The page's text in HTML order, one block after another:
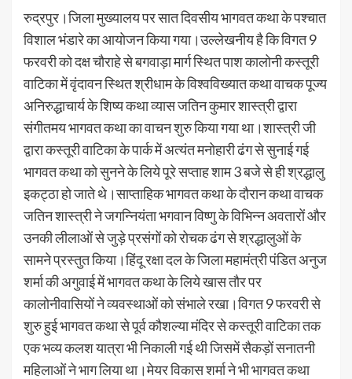
रुद्रपुर।जिला मुख्यालय पर सात दिवसीय भागवत कथा के पश्चात
विशाल भंडारे का आयोजन किया गया।उल्लेखनीय है कि विगत 9
फरवरी को दक्ष चौराहे से बगवाड़ा मार्ग स्थित पाश कालोनी कस्तूरी
वाटिका में वृंदावन स्थित श्रीधाम के विश्वविख्यात कथा वाचक पूज्य
अनिरुद्धाचार्य के शिष्य कथा व्यास जतिन कुमार शास्त्री द्वारा
संगीतमय भागवत कथा का वाचन शुरु किया गया था।शास्त्री जी
द्वारा कस्तूरी वाटिका के पार्क में अत्यंत मनोहारी ढंग से सुनाई गई
भागवत कथा को सुनने के लिये पूरे सप्ताह शाम 3 बजे से ही श्रद्धालु
इकट्ठा हो जाते थे।साप्ताहिक भागवत कथा के दौरान कथा वाचक
जतिन शास्त्री ने जगन्नियंता भगवान विष्णु के विभिन्न अवतारों और
उनकी लीलाओं से जुड़े प्रसंगों को रोचक ढंग से श्रद्धालुओं के
सामने प्रस्तुत किया।हिंदू रक्षा दल के जिला महामंत्री पंडित अनुज
शर्मा की अगुवाई में भागवत कथा के लिये खास तौर पर
कालोनीवासियों ने व्यवस्थाओं को संभाले रखा।विगत 9 फरवरी से
शुरु हुई भागवत कथा से पूर्व कौशल्या मंदिर से कस्तूरी वाटिका तक
एक भव्य कलश यात्रा भी निकाली गई थी जिसमें सैकड़ों सनातनी
महिलाओं ने भाग लिया था।मेयर विकास शर्मा ने भी भागवत कथा